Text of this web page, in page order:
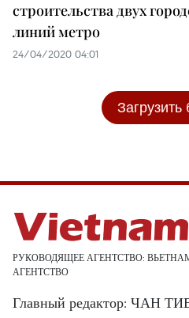
строительства двух
линий метро
24/04/2020 04:01
РУКОВОДЯЩЕЕ АГЕНТСТВО:
АГЕНТСТВО
Главный редактор: ЧАН